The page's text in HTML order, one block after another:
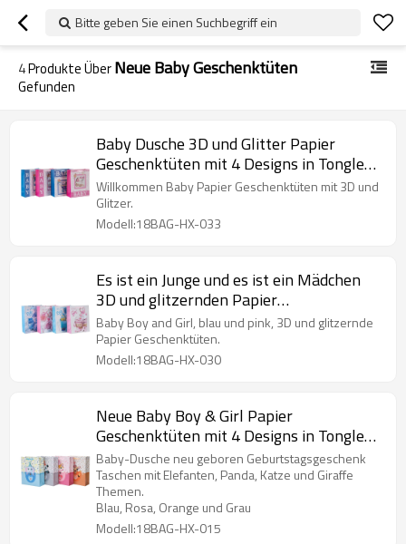
Bitte geben Sie einen Suchbegriff ein
4Produkte ÜberNeue Baby Geschenktüten
Gefunden
Baby Dusche 3D und Glitter Papier
Geschenktüten mit 4 Designs in Tongle
Verpackung sortiert
Willkommen Baby Papier Geschenktüten mit 3D und
Glitzer.
Modell:18BAG-HX-033
Es ist ein Junge und es ist ein Mädchen
3D und glitzernden Papier
Geschenktüten mit 4 Designs in Tongle
Packing sortiert
Baby Boy and Girl, blau und pink, 3D und glitzernde
Papier Geschenktüten.
Modell:18BAG-HX-030
Neue Baby Boy & Girl Papier
Geschenktüten mit 4 Designs in Tongle
Verpackung sortiert
Baby-Dusche neu geboren Geburtstagsgeschenk
Taschen mit Elefanten, Panda, Katze und Giraffe
Themen.
Blau, Rosa, Orange und Grau
Modell:18BAG-HX-015